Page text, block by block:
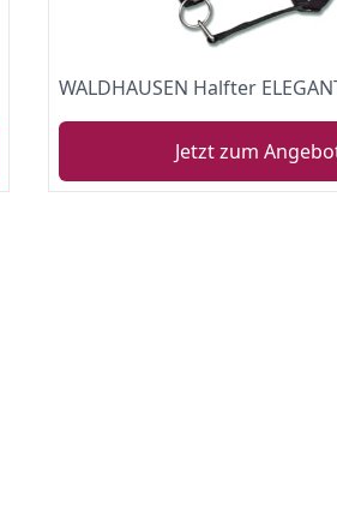
WALDHAUSEN Halfter
Jetzt zum